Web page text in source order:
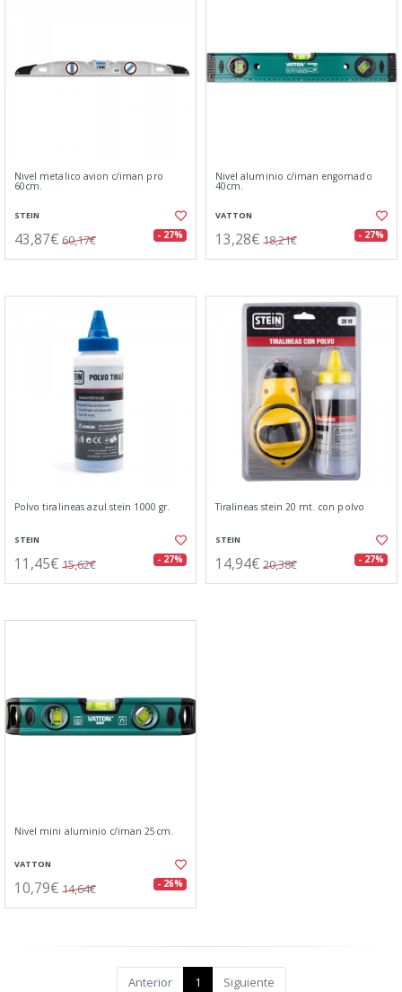
Nivel metalico avion c/iman pro
60cm.
STEIN
43,87€ 60,17€ - 27%
Nivel aluminio c/iman engomado
40cm.
VATTON
13,28€ 18,21€ - 27%
Polvo tiralineas azul stein 1000 gr.
STEIN
11,45€ 15,62€ - 27%
Tiralineas stein 20 mt. con polvo
STEIN
14,94€ 20,38€ - 27%
Nivel mini aluminio c/iman 25cm.
VATTON
10,79€ 14,64€ - 26%
Anterior 1 Siguiente